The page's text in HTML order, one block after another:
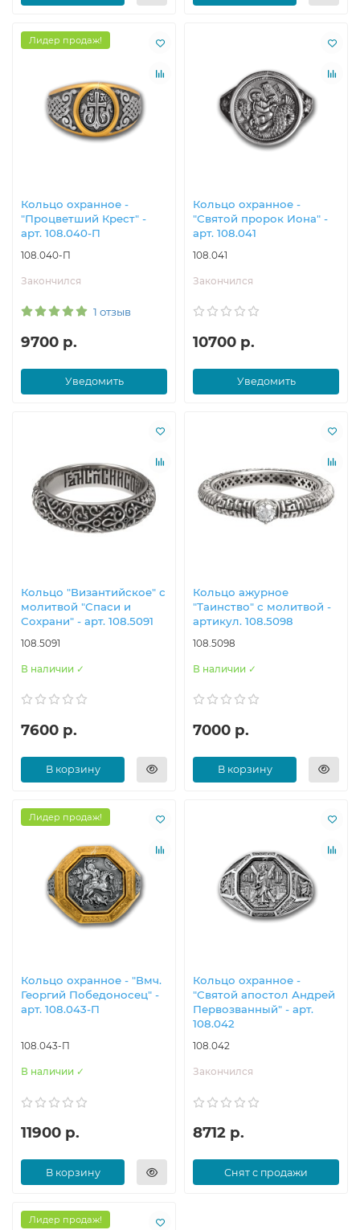
Лидер продаж!
Кольцо охранное -
"Процветший Крест" -
арт. 108.040-П
108.040-П
Закончился
1 отзыв
9700 р.
Уведомить
Кольцо охранное -
"Святой пророк Иона" -
арт. 108.041
108.041
Закончился
10700 р.
Уведомить
Кольцо "Византийское" с
молитвой "Спаси и
Сохрани" - арт. 108.5091
108.5091
В наличии ✓
7600 р.
В корзину
Кольцо ажурное
"Таинство" с молитвой -
артикул. 108.5098
108.5098
В наличии ✓
7000 р.
В корзину
Лидер продаж!
Кольцо охранное - "Вмч.
Георгий Победоносец" -
арт. 108.043-П
108.043-П
В наличии ✓
11900 р.
В корзину
Кольцо охранное -
"Святой апостол Андрей
Первозванный" - арт.
108.042
108.042
Закончился
8712 р.
Снят с продажи
Лидер продаж!